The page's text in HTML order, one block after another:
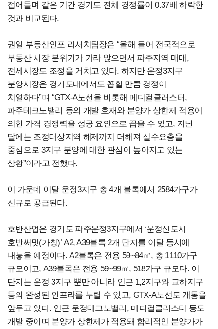
접어들며 같은 기간 경기도 전체 경쟁률이 0.37배 하락한
것과 비교된다.
권일 부동산인포 리서치팀장은 “올해 들어 전국적으로
부동산 시장 분위기가 가라 앉으면서 파주지역 매매,
전세시장도 조정을 거치고 있다. 하지만 운정3지구
분양시장은 경기도내에서도 꼽힐 만큼 경쟁이
치열하다”며 “GTX-A노선을 비롯해 메디컬클러스터,
파주테크노밸리 등의 개발 호재와 분양가 상한제 적용에
의한 가격 경쟁력을 성공 요인으로 꼽을 수 있고, 지난
달에는 조정대상지역 해제까지 더해져 실수요층을
중심으로 3지구 분양에 대한 관심이 높아지고 있는
상황”이라고 전했다.
이 가운데 이달 운정3지구 총 4개 블록에서 2584가구가
신규로 공급된다.
호반산업은 경기도 파주운정3지구에서 ‘운정신도시
호반써밋(가칭)’ A2, A39블록 2개 단지를 이달 동시에
내놓을 예정이다. A2블록은 전용 59~84㎡, 총 1110가구
규모이고, A39블록은 전용 59~99㎡, 518가구 규모다. 이
단지는 운정 3지구 뿐만 아니라 인근 1,2지구와 교하지구
등의 완성된 인프라를 누릴 수 있고, GTX-A노선도 개통을
앞두고 있다. 인근 운정테크노밸리, 메디컬클러스터 등도
개발 중이며 분양가 상한제가 적용돼 합리적인 분양가가